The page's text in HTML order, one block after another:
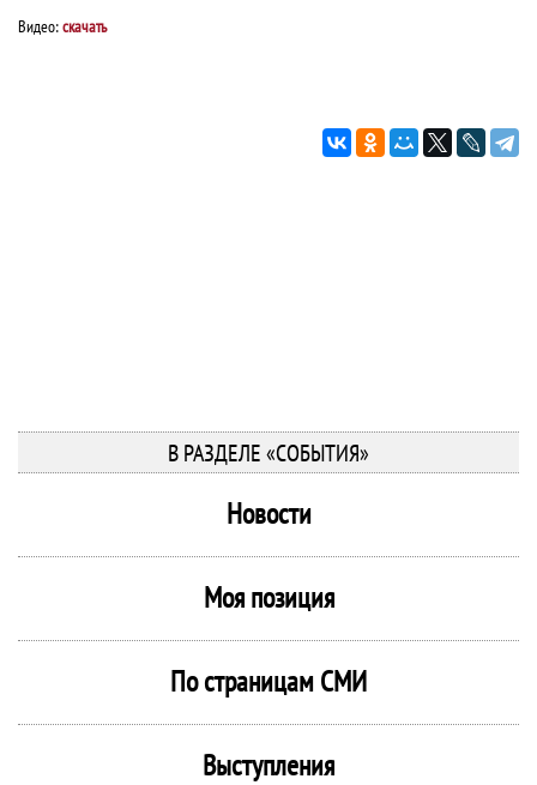
Видео:скачать
В РАЗДЕЛЕ «СОБЫТИЯ»
Новости
Моя позиция
По страницам СМИ
Выступления